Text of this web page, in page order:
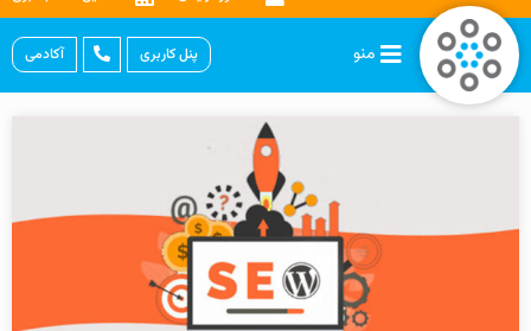
منو پنل کاربری آکادمی